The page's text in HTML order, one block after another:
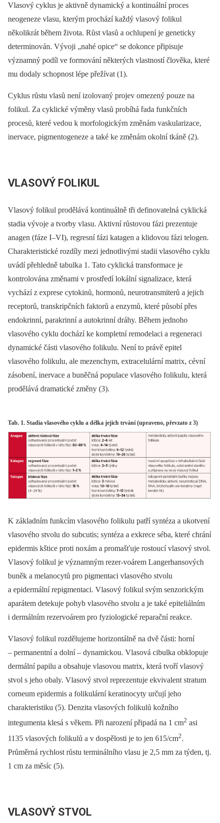
Vlasový cyklus je aktivně dynamický a kontinuální proces
neogeneze vlasu, kterým prochází každý vlasový folikul
několikrát během života. Růst vlasů a ochlupení je geneticky
determinován. Vývoji „nahé opice“ se dokonce připisuje
významný podíl ve formování některých vlastností člověka, které
mu dodaly schopnost lépe přežívat (1).
Cyklus růstu vlasů není izolovaný projev omezený pouze na
folikul. Za cyklické výměny vlasů probíhá řada funkčních
procesů, které vedou k morfologickým změnám vaskularizace,
inervace, pigmentogeneze a také ke změnám okolní tkáně (2).
VLASOVÝ FOLIKUL
Vlasový folikul prodělává kontinuálně tři definovatelná cyklická
stadia vývoje a tvorby vlasu. Aktivní růstovou fázi prezentuje
anagen (fáze I–VI), regresní fázi katagen a klidovou fázi telogen.
Charakteristické rozdíly mezi jednotlivými stadii vlasového cyklu
uvádí přehledně tabulka 1. Tato cyklická transformace je
kontrolována změnami v prostředí lokální signalizace, která
vychází z exprese cytokinů, hormonů, neurotransmiterů a jejich
receptorů, transkripčních faktorů a enzymů, které působí přes
endokrinní, parakrinní a autokrinní dráhy. Během jednoho
vlasového cyklu dochází ke kompletní remodelaci a regeneraci
dynamické části vlasového folikulu. Není to právě epitel
vlasového folikulu, ale mezenchym, extracelulární matrix, cévní
zásobení, inervace a buněčná populace vlasového folikulu, která
prodělává dramatické změny (3).
Tab. 1. Stadia vlasového cyklu a délka jejich trvání (upraveno, převzato z 3)
K základním funkcím vlasového folikulu patří syntéza a ukotvení
vlasového stvolu do subcutis; syntéza a exkrece séba, které chrání
epidermis kštice proti noxám a promašťuje rostoucí vlasový stvol.
Vlasový folikul je významným rezer-voárem Langerhansových
buněk a melanocytů pro pigmentaci vlasového stvolu
a epidermální repigmentaci. Vlasový folikul svým senzorickým
aparátem detekuje pohyb vlasového stvolu a je také epiteliálním
i dermálním rezervoárem pro fyziologické reparační reakce.
Vlasový folikul rozdělujeme horizontálně na dvě části: horní
–⁠ permanentní a dolní –⁠ dynamickou. Vlasová cibulka obklopuje
dermální papilu a obsahuje vlasovou matrix, která tvoří vlasový
stvol s jeho obaly. Vlasový stvol reprezentuje ekvivalent stratum
corneum epidermis a folikulární keratinocyty určují jeho
charakteristiku (5). Denzita vlasových folikulů kožního
integumenta klesá s věkem. Při narození připadá na 1 cm2 asi
1135 vlasových folikulů a v dospělosti je to jen 615/cm2.
Průměrná rychlost růstu terminálního vlasu je 2,5 mm za týden, tj.
1 cm za měsíc (5).
VLASOVÝ STVOL